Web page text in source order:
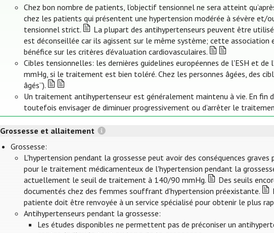
Chez bon nombre de patients, l’objectif tensionnel ne sera atteint
chez les patients qui présentent une hypertension modérée à sévère
tensionnel strict.
La plupart des antihypertenseurs peuvent être
est déconseillée car ils agissent sur le même système; cette
bénéfice sur les critères d’évaluation cardiovasculaires.
Cibles tensionnelles: les dernières guidelines européennes de l'ESH et
mmHg, si le traitement est bien toléré. Chez les personnes âgées, des
âgés”).
Un traitement antihypertenseur est généralement maintenu à vie. En fin
toutefois envisager de diminuer progressivement ou d’arrêter le
Grossesse et allaitement
Grossesse:
L'hypertension pendant la grossesse peut avoir des conséquences
pour le traitement médicamenteux de l'hypertension pendant la
actuellement le seuil de traitement à 140/90 mmHg.
Des seuils
documentés chez des femmes souffrant d'hypertension préexistante.
patiente doit être renvoyée à un service spécialisé pour obtenir le plus
Antihypertenseurs pendant la grossesse:
Les études disponibles ne permettent pas de préconiser un